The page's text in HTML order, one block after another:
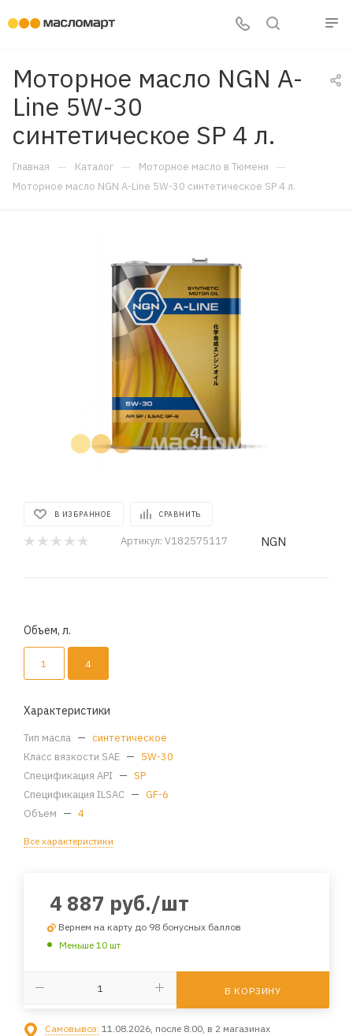
Моторное масло NGN A-
Line 5W-30
синтетическое SP 4 л.
Главная — Каталог — Моторное масло в Тюмени —
Моторное масло NGN A-Line 5W-30 синтетическое SP 4 л.
В ИЗБРАННОЕ СРАВНИТЬ
Артикул: V182575117 NGN
Объем, л.
1 4
Характеристики
Тип масла — синтетическое
Класс вязкости SAE — 5W-30
Спецификация API — SP
Спецификация ILSAC — GF-6
Объем — 4
Все характеристики
4 887 руб./шт
Вернем на карту до 98 бонусных баллов
Меньше 10 шт
В КОРЗИНУ
Самовывоз: 11.08.2026, после 8:00, в 2 магазинах